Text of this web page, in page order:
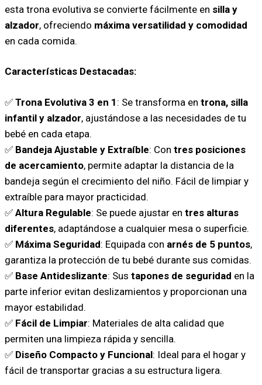
esta trona evolutiva se convierte fácilmente en silla y
alzador, ofreciendo máxima versatilidad y comodidad
en cada comida.
Características Destacadas:
✅ Trona Evolutiva 3 en 1 : Se transforma en trona, silla
infantil y alzador, ajustándose a las necesidades de tu
bebé en cada etapa.
✅ Bandeja Ajustable y Extraíble: Con tres posiciones
de acercamiento, permite adaptar la distancia de la
bandeja según el crecimiento del niño. Fácil de limpiar y
extraíble para mayor practicidad.
✅ Altura Regulable: Se puede ajustar en tres alturas
diferentes, adaptándose a cualquier mesa o superficie.
✅ Máxima Seguridad: Equipada con arnés de 5 puntos,
garantiza la protección de tu bebé durante sus comidas.
✅ Base Antideslizante: Sus tapones de seguridad en la
parte inferior evitan deslizamientos y proporcionan una
mayor estabilidad.
✅ Fácil de Limpiar: Materiales de alta calidad que
permiten una limpieza rápida y sencilla.
✅ Diseño Compacto y Funcional: Ideal para el hogar y
fácil de transportar gracias a su estructura ligera.